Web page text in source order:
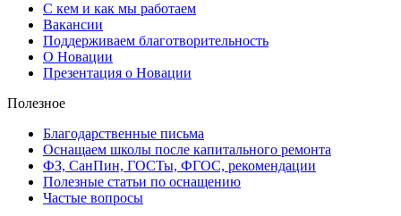
С кем и как мы работаем
Вакансии
Поддерживаем благотворительность
О Новации
Презентация о Новации
Полезное
Благодарственные письма
Оснащаем школы после капитального ремонта
ФЗ, СанПин, ГОСТы, ФГОС, рекомендации
Полезные статьи по оснащению
Частые вопросы